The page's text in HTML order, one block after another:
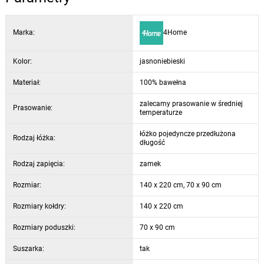
Marka: 4Home
Kolor: jasnoniebieski
Materiał: 100% bawełna
Prasowanie:
zalecamy prasowanie w średniej
temperaturze
Rodzaj łóżka:
łóżko pojedyncze przedłużona
długość
Rodzaj zapięcia: zamek
Rozmiar: 140 x 220 cm, 70 x 90 cm
Rozmiary kołdry: 140 x 220 cm
Rozmiary poduszki: 70 x 90 cm
Suszarka: tak